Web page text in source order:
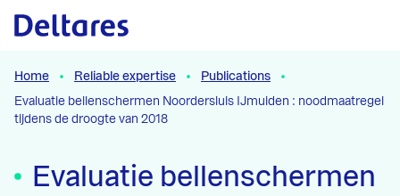
Naar hoofdcontent
Home Reliable expertise
Publications
Evaluatie bellenschermen Noordersluis IJmuiden : noodmaatregel
tijdens de droogte van 2018
Evaluatie bellenschermen